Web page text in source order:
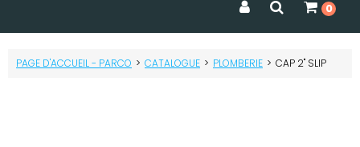
Catalogue
0
PAGE D'ACCUEIL - PARCO > CATALOGUE > PLOMBERIE > CAP 2" SLIP